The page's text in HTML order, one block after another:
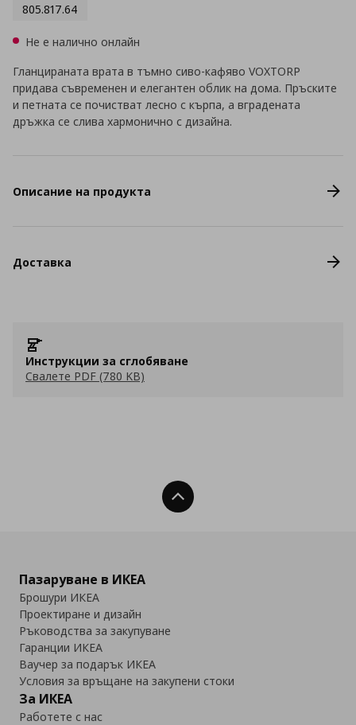
805.817.64
Не е налично онлайн
Гланцираната врата в тъмно сиво-кафяво VOXTORP
придава съвременен и елегантен облик на дома. Пръските
и петната се почистват лесно с кърпа, а вградената
дръжка се слива хармонично с дизайна.
Описание на продукта
Доставка
Инструкции за сглобяване
Свалете PDF (780 KB)
Нагоре
Пазаруване в ИКЕА
Брошури ИКЕА
Проектиране и дизайн
Ръководства за закупуване
Гаранции ИКЕА
Ваучер за подарък ИКЕА
Условия за връщане на закупени стоки
За ИКЕА
Работете с нас